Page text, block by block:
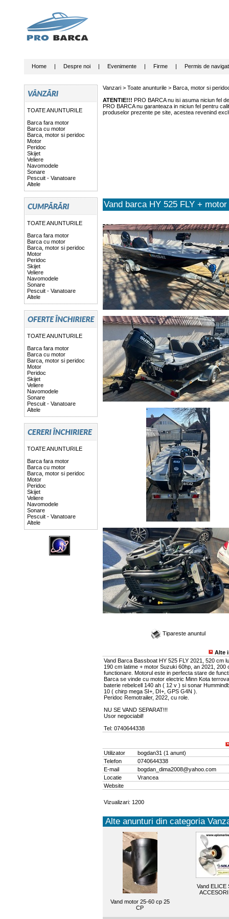
Home| Despre noi| Evenimente| Firme| Permis de
TOATE ANUNTURILE
Barca fara motor
Barca cu motor
Barca, motor si peridoc
Motor
Peridoc
Skijet
Veliere
Navomodele
Sonare
Pescuit - Vanatoare
Altele
TOATE ANUNTURILE
Barca fara motor
Barca cu motor
Barca, motor si peridoc
Motor
Peridoc
Skijet
Veliere
Navomodele
Sonare
Pescuit - Vanatoare
Altele
TOATE ANUNTURILE
Barca fara motor
Barca cu motor
Barca, motor si peridoc
Motor
Peridoc
Skijet
Veliere
Navomodele
Sonare
Pescuit - Vanatoare
Altele
TOATE ANUNTURILE
Barca fara motor
Barca cu motor
Barca, motor si peridoc
Motor
Peridoc
Skijet
Veliere
Navomodele
Sonare
Pescuit - Vanatoare
Altele
Vanzari > Toate anunturile> Barca, motor si
ATENTIE!!! PRO BARCA nu isi asuma niciun fel
PRO BARCA nu garanteaza in niciun fel pentru
produselor prezente pe site, acestea revenind
Vand barca HY 525 FLY +
Tipareste anuntul
Alte
Vand Barca Bassboat HY 525 FLY 2021, 520 cm
190 cm latime + motor Suzuki 60hp, an 2021, 200
functionare. Motorul este in perfecta stare de
Barca se vinde cu motor electric Minn Kota
baterie rebelcell 140 ah ( 12 v ) si sonar
10 ( chirp mega SI+, DI+, GPS G4N ).
Peridoc Remotrailer, 2022, cu role.
NU SE VAND SEPARAT!!!
Usor negociabil!
Tel: 0740644338
Utilizator bogdan31 (1 anunt)
Telefon
0740644338
E-mail
bogdan_dima2008@yahoo.com
Locatie
Vrancea
Website
Vizualizari: 1200
Alte anunturi din categoria
Vand motor 25-60 cp 25
CP
Vand ELICE